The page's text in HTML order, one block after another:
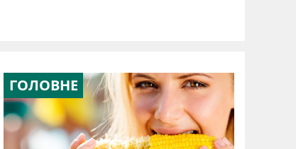
ГОЛОВНЕ